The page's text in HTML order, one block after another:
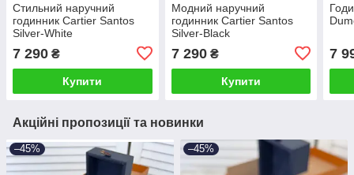
Стильний наручний
годинник Cartier Santos
Silver-White
7 290 ₴
Купити
Модний наручний
годинник Cartier Santos
Silver-Black
7 290₴
Купити
7
Акційні пропозиції та новинки
–45% –45%